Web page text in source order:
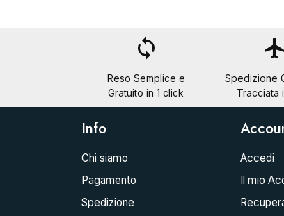
loop
Reso Semplice e
Gratuito in 1 click
flight
Spedizione
Tracciata
Info
Chi siamo
Pagamento
Spedizione
Accedi
Il mio